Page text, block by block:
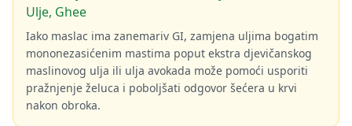
Ulje, Ghee
Iako maslac ima zanemariv GI, zamjena uljima bogatim
mononezasićenim mastima poput ekstra djevičanskog
maslinovog ulja ili ulja avokada može pomoći usporiti
pražnjenje želuca i poboljšati odgovor šećera u krvi
nakon obroka.